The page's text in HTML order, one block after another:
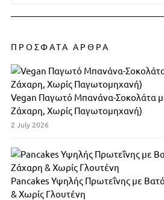
ΠΡΟΣΦΑΤΑ ΑΡΘΡΑ
Vegan Παγωτό Μπανάνα-Σοκολάτα
Ζάχαρη, Χωρίς Παγωτομηχανή)
2 July 2026
Pancakes Υψηλής Πρωτεΐνης με
& Χωρίς Γλουτένη